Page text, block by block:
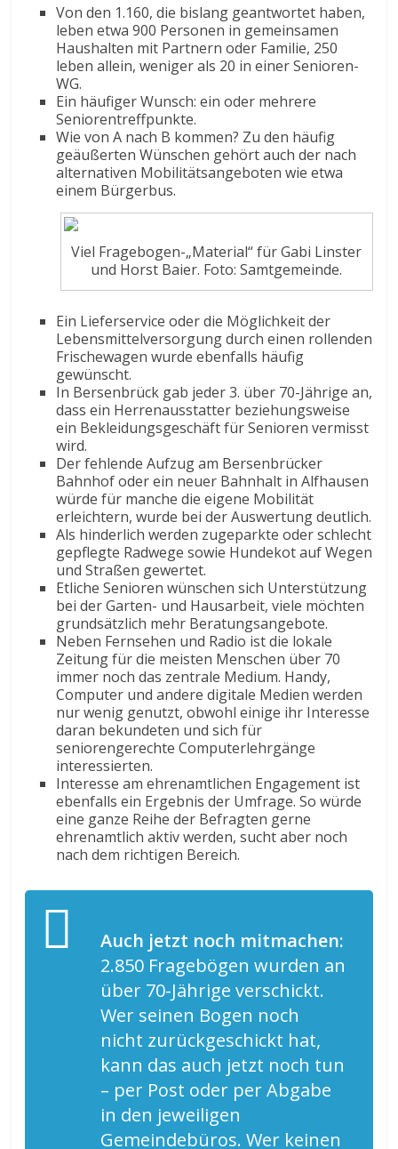
Von den 1.160, die bislang geantwortet haben,
leben etwa 900 Personen in gemeinsamen
Haushalten mit Partnern oder Familie, 250
leben allein, weniger als 20 in einer Senioren-
WG.
Ein häufiger Wunsch: ein oder mehrere
Seniorentreffpunkte.
Wie von A nach B kommen? Zu den häufig
geäußerten Wünschen gehört auch der nach
alternativen Mobilitätsangeboten wie etwa
einem Bürgerbus.
Viel Fragebogen-„Material“ für Gabi Linster
und Horst Baier. Foto: Samtgemeinde.
Ein Lieferservice oder die Möglichkeit der
Lebensmittelversorgung durch einen rollenden
Frischewagen wurde ebenfalls häufig
gewünscht.
In Bersenbrück gab jeder 3. über 70-Jährige an,
dass ein Herrenausstatter beziehungsweise
ein Bekleidungsgeschäft für Senioren vermisst
wird.
Der fehlende Aufzug am Bersenbrücker
Bahnhof oder ein neuer Bahnhalt in Alfhausen
würde für manche die eigene Mobilität
erleichtern, wurde bei der Auswertung deutlich.
Als hinderlich werden zugeparkte oder schlecht
gepflegte Radwege sowie Hundekot auf Wegen
und Straßen gewertet.
Etliche Senioren wünschen sich Unterstützung
bei der Garten- und Hausarbeit, viele möchten
grundsätzlich mehr Beratungsangebote.
Neben Fernsehen und Radio ist die lokale
Zeitung für die meisten Menschen über 70
immer noch das zentrale Medium. Handy,
Computer und andere digitale Medien werden
nur wenig genutzt, obwohl einige ihr Interesse
daran bekundeten und sich für
seniorengerechte Computerlehrgänge
interessierten.
Interesse am ehrenamtlichen Engagement ist
ebenfalls ein Ergebnis der Umfrage. So würde
eine ganze Reihe der Befragten gerne
ehrenamtlich aktiv werden, sucht aber noch
nach dem richtigen Bereich.
Auch jetzt noch mitmachen:
2.850 Fragebögen wurden an
über 70-Jährige verschickt.
Wer seinen Bogen noch
nicht zurückgeschickt hat,
kann das auch jetzt noch tun
– per Post oder per Abgabe
in den jeweiligen
Gemeindebüros. Wer keinen